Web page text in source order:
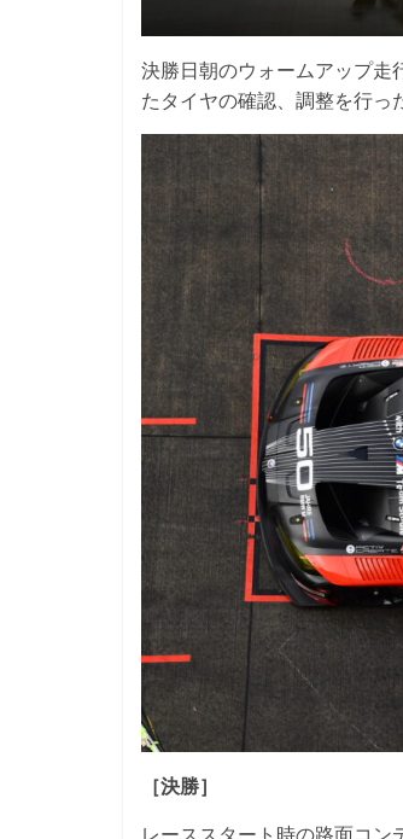
決勝日朝のウォームアップ走
たタイヤの確認、調整を行っ
［決勝］